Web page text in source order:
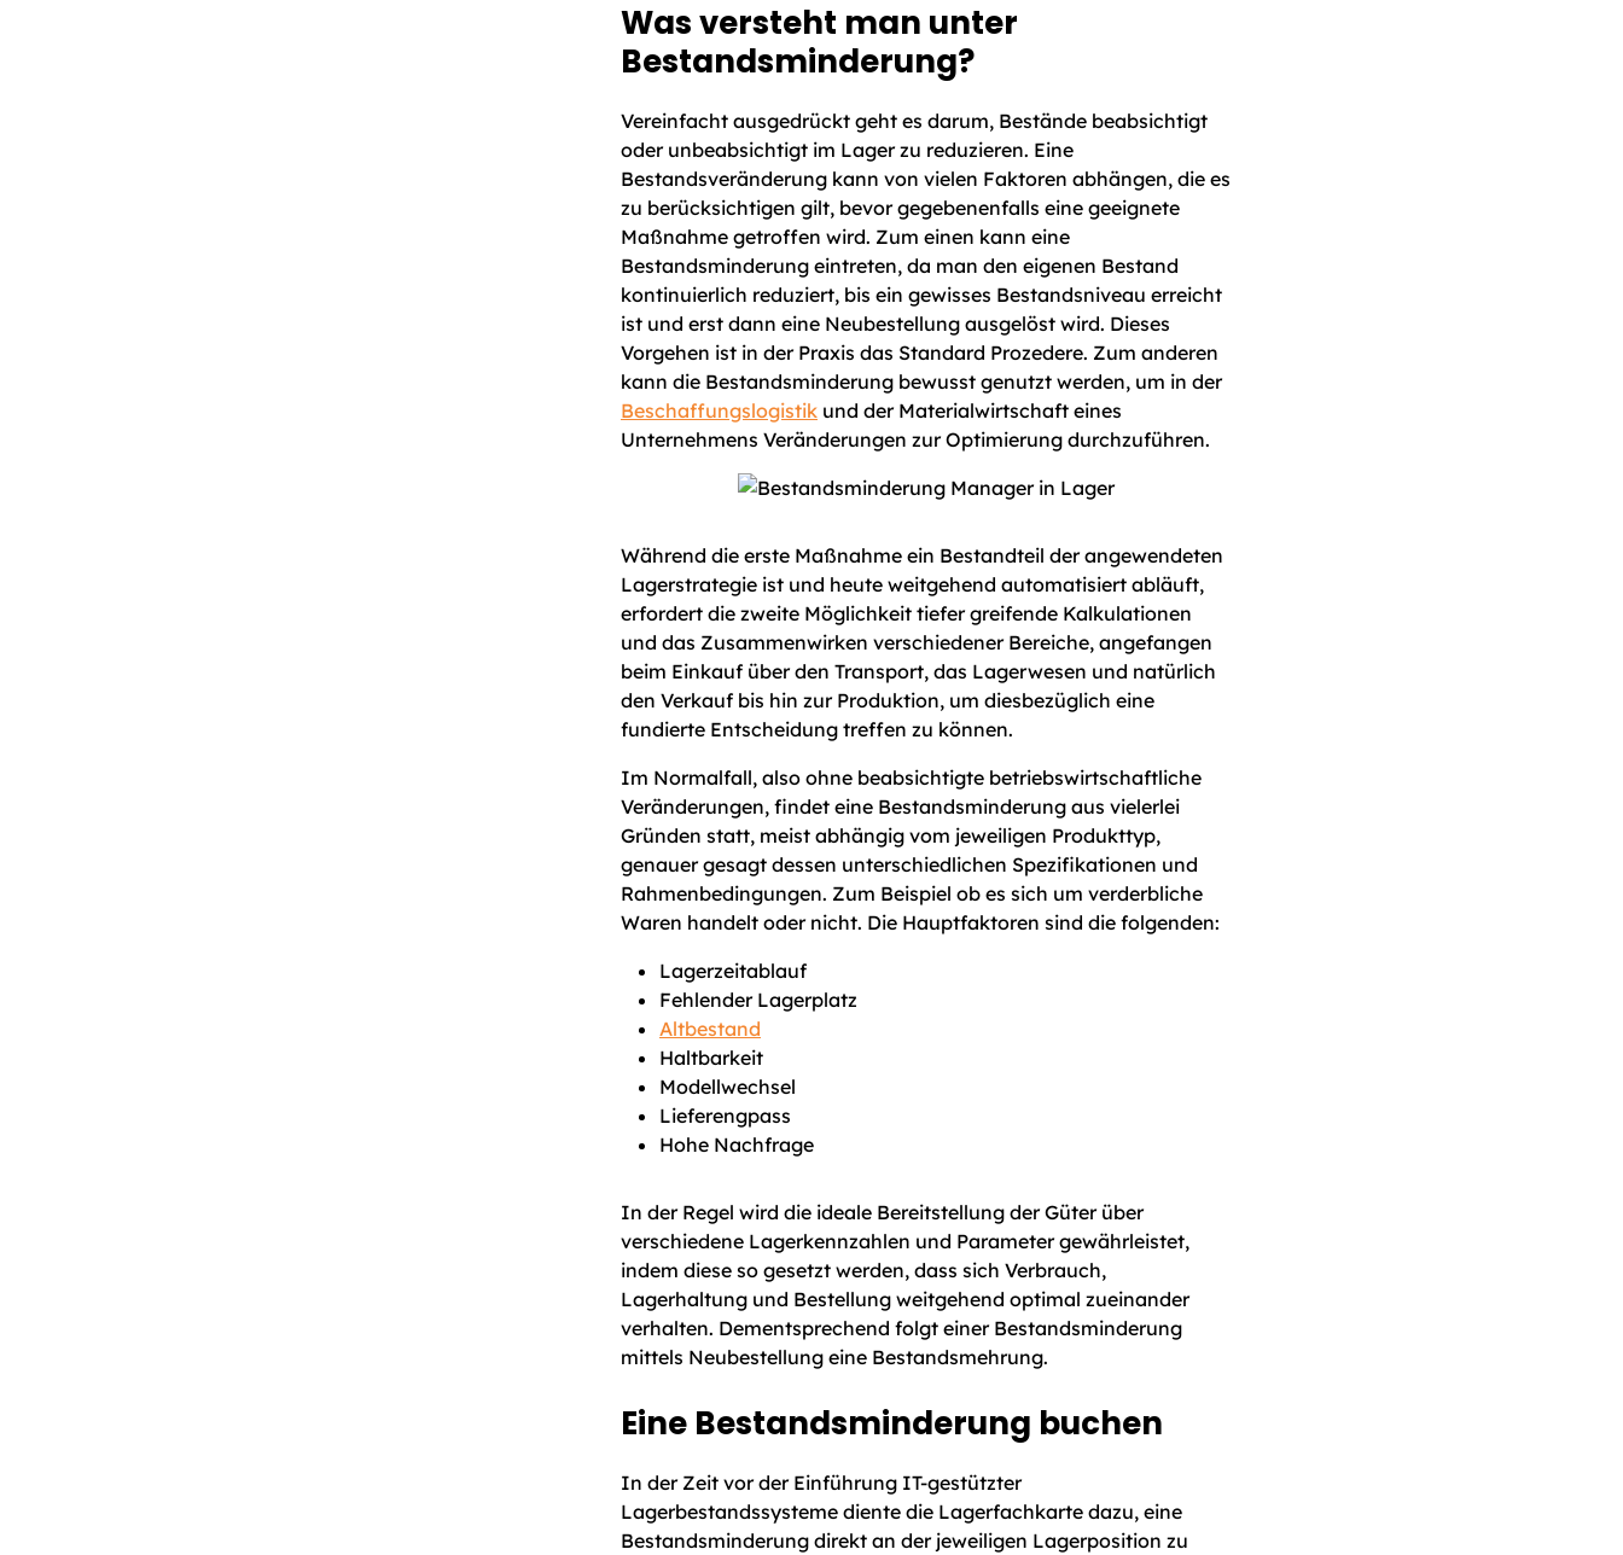
Was versteht man unter
Bestandsminderung?
Vereinfacht ausgedrückt geht es darum, Bestände beabsichtigt
oder unbeabsichtigt im Lager zu reduzieren. Eine
Bestandsveränderung kann von vielen Faktoren abhängen, die es
zu berücksichtigen gilt, bevor gegebenenfalls eine geeignete
Maßnahme getroffen wird. Zum einen kann eine
Bestandsminderung eintreten, da man den eigenen Bestand
kontinuierlich reduziert, bis ein gewisses Bestandsniveau erreicht
ist und erst dann eine Neubestellung ausgelöst wird. Dieses
Vorgehen ist in der Praxis das Standard Prozedere. Zum anderen
kann die Bestandsminderung bewusst genutzt werden, um in der
Beschaffungslogistik und der Materialwirtschaft eines
Unternehmens Veränderungen zur Optimierung durchzuführen.
Während die erste Maßnahme ein Bestandteil der angewendeten
Lagerstrategie ist und heute weitgehend automatisiert abläuft,
erfordert die zweite Möglichkeit tiefer greifende Kalkulationen
und das Zusammenwirken verschiedener Bereiche, angefangen
beim Einkauf über den Transport, das Lagerwesen und natürlich
den Verkauf bis hin zur Produktion, um diesbezüglich eine
fundierte Entscheidung treffen zu können.
Im Normalfall, also ohne beabsichtigte betriebswirtschaftliche
Veränderungen, findet eine Bestandsminderung aus vielerlei
Gründen statt, meist abhängig vom jeweiligen Produkttyp,
genauer gesagt dessen unterschiedlichen Spezifikationen und
Rahmenbedingungen. Zum Beispiel ob es sich um verderbliche
Waren handelt oder nicht. Die Hauptfaktoren sind die folgenden:
Lagerzeitablauf
Fehlender Lagerplatz
Altbestand
Haltbarkeit
Modellwechsel
Lieferengpass
Hohe Nachfrage
In der Regel wird die ideale Bereitstellung der Güter über
verschiedene Lagerkennzahlen und Parameter gewährleistet,
indem diese so gesetzt werden, dass sich Verbrauch,
Lagerhaltung und Bestellung weitgehend optimal zueinander
verhalten. Dementsprechend folgt einer Bestandsminderung
mittels Neubestellung eine Bestandsmehrung.
Eine Bestandsminderung buchen
In der Zeit vor der Einführung IT-gestützter
Lagerbestandssysteme diente die Lagerfachkarte dazu, eine
Bestandsminderung direkt an der jeweiligen Lagerposition zu